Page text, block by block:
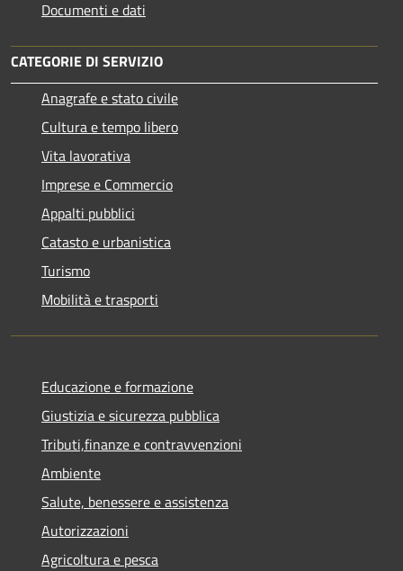
Documenti e dati
CATEGORIE DI SERVIZIO
Anagrafe e stato civile
Cultura e tempo libero
Vita lavorativa
Imprese e Commercio
Appalti pubblici
Catasto e urbanistica
Turismo
Mobilità e trasporti
Educazione e formazione
Giustizia e sicurezza pubblica
Tributi,finanze e contravvenzioni
Ambiente
Salute, benessere e assistenza
Autorizzazioni
Agricoltura e pesca